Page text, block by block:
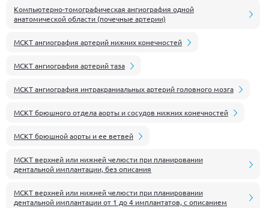
Компьютерно-томографическая ангиография одной
анатомической области (почечные артерии)
МСКТ ангиография артерий нижних конечностей
МСКТ ангиография артерий таза
МСКТ ангиография интракраниальных артерий головного мозга
МСКТ брюшного отдела аорты и сосудов нижних конечностей
МСКТ брюшной аорты и ее ветвей
МСКТ верхней или нижней челюсти при планировании
дентальной имплантации, без описания
МСКТ верхней или нижней челюсти при планировании
дентальной имплантации от 1 до 4 имплантатов, с описанием